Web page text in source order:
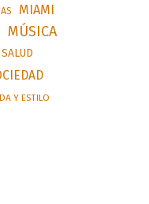
MIAMI
MÚSICA
SALUD
Y ESTILO